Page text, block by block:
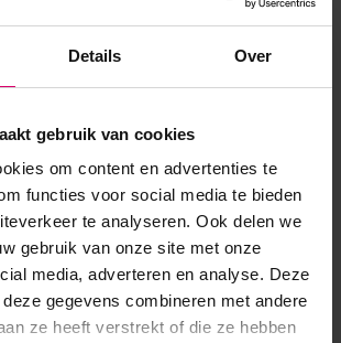
Details Over
gebruik van cookies
om content en advertenties te
functies voor social media te bieden
te analyseren. Ook delen we
gebruik van onze site met onze
media, adverteren en analyse. Deze
gegevens combineren met andere
ze heeft verstrekt of die ze hebben
54304
611739